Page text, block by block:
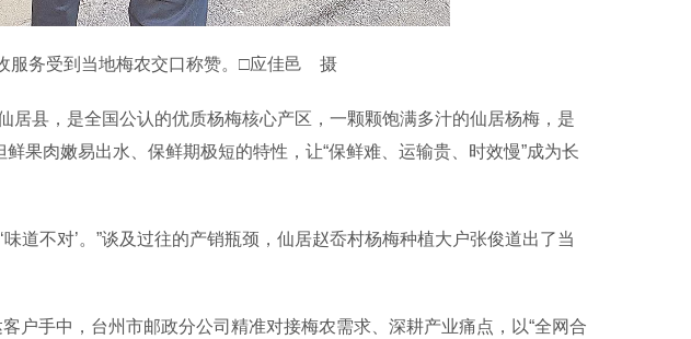
服务受到当地梅农交口称赞。□应佳邑 摄
县，是全国公认的优质杨梅核心产区，一颗颗饱满多汁的仙居杨梅，是
鲜果肉嫩易出水、保鲜期极短的特性，让“保鲜难、运输贵、时效慢”成为长
道不对’。”谈及过往的产销瓶颈，仙居赵岙村杨梅种植大户张俊道出了当
手中，台州市邮政分公司精准对接梅农需求、深耕产业痛点，以“全网合